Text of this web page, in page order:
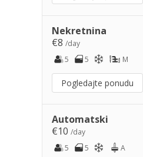
Nekretnina
€8 /day
5
5 M
Pogledajte ponudu
Automatski
€10 /day
5
5 A